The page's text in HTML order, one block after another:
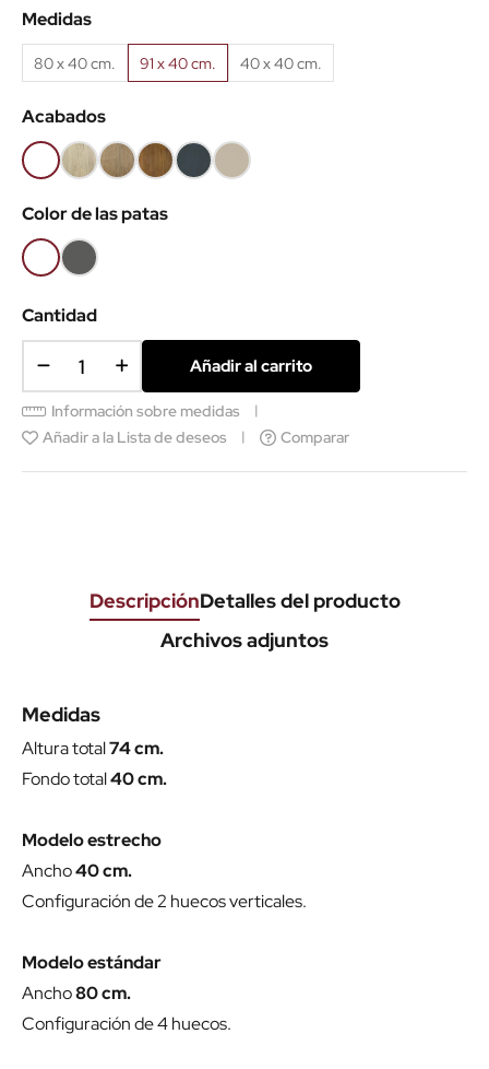
Medidas
80 x 40 cm. 91 x 40 cm. 40 x 40 cm.
Acabados
Blanco
(EMB)
Roble
claro
(EMB)
Roble
Nuez
(EMB)
Roble
viejo
(EMB)
Antracita
(EMB)
Arena
Color de las patas
Blanco
(EMB)
Antracita
(EMB)
Cantidad
Añadir al carrito
Información sobre medidas
Añadir a la Lista de deseos
Comparar
DescripciónDetalles del producto
Archivos adjuntos
Medidas
Altura total74 cm.
Fondo total40 cm.
Modelo estrecho
Ancho40 cm.
Configuración de 2 huecos verticales.
Modelo estándar
Ancho80 cm.
Configuración de 4 huecos.